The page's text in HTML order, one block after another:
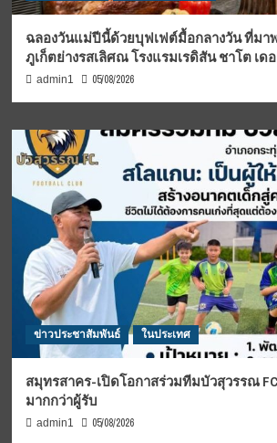
ฉลองวันแม่ปีนี้ด้วยบุฟเฟต์มื้อกลางวัน ที่มา
ภูเก็ตย่างรสเลิศณ โรงแรมเรดิสัน ชาโต เด
admin1 05/08/2026
ข่าวประชาสัมพันธ์ ในประเทศ
สมุทรสาคร-เปิดโอกาสร่วมทีมบัวสุวรรณ
มากกว่าผู้รับ
admin1 05/08/2026